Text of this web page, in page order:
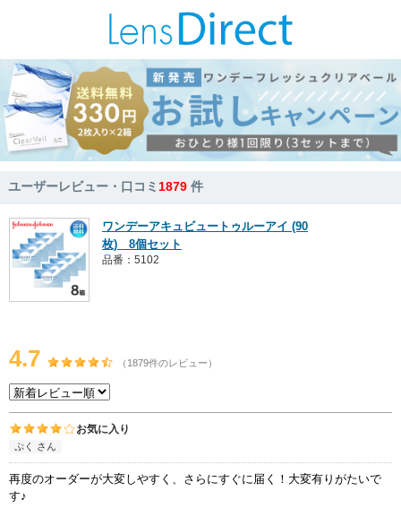
ユーザーレビュー・口コミ1879 件
ワンデーアキュビュートゥルーアイ (90
枚) 8個セット
品番：5102
4.7 （1879件のレビュー）
お気に入り
ぷく さん
再度のオーダーが大変しやすく、さらにすぐに届く！大変有りがたいで
す♪